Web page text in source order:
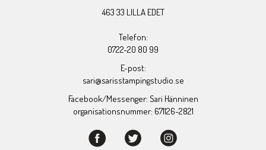
463 33 LILLA EDET
Telefon:
0722-20 80 99
E-post:
sari@sarisstampingstudio.se
Facebook/Messenger: Sari Hänninen
organisationsnummer: 671126-2821